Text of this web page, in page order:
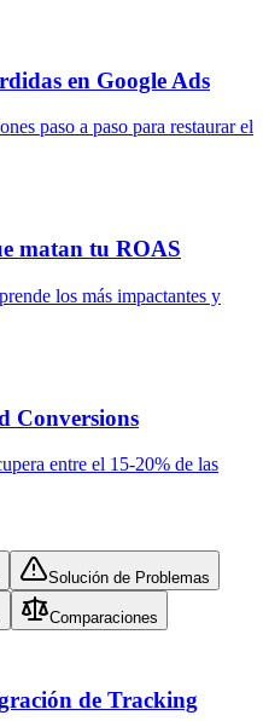
en Google Ads
paso a paso para restaurar el
matan tu ROAS
los más impactantes y
Conversions
entre el 15-20% de las
Solución de Problemas
Comparaciones
de Tracking